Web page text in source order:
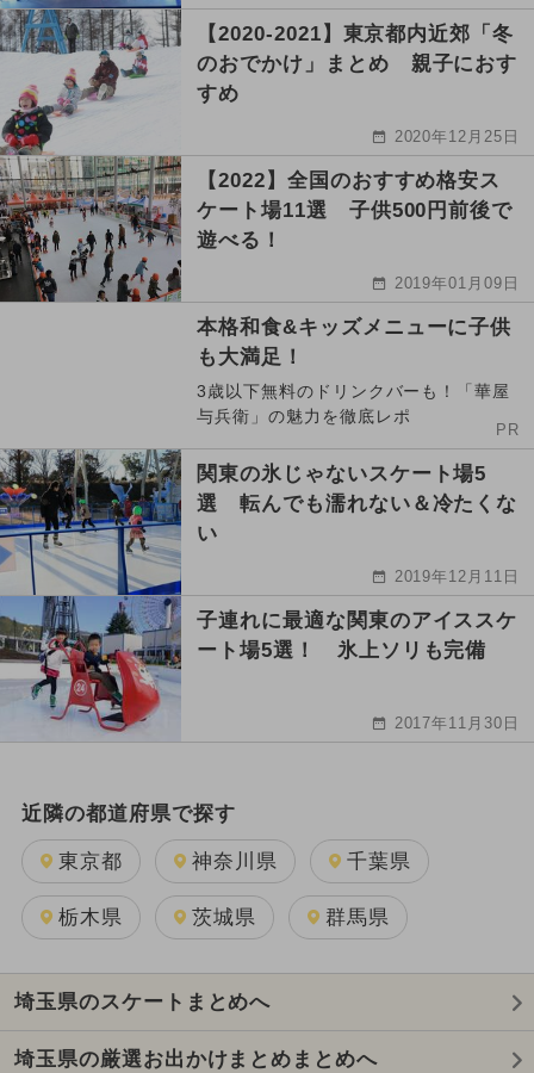
【2020-2021】東京都内近郊「冬
のおでかけ」まとめ 親子におす
すめ
2020年12月25日
【2022】全国のおすすめ格安ス
ケート場11選 子供500円前後で
遊べる！
2019年01月09日
本格和食&キッズメニューに子供
も大満足！
3歳以下無料のドリンクバーも！「華屋
与兵衛」の魅力を徹底レポ
PR
関東の氷じゃないスケート場5
選 転んでも濡れない＆冷たくな
い
2019年12月11日
子連れに最適な関東のアイススケ
ート場5選！ 氷上ソリも完備
2017年11月30日
近隣の都道府県で探す
東京都 神奈川県 千葉県
栃木県 茨城県 群馬県
埼玉県のスケートまとめへ
埼玉県の厳選お出かけまとめまとめへ